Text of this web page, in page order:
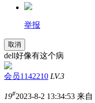
举报
取消
dell好像有这个病
会员1142210 LV.3
19#2023-8-2 13:34:53 来自